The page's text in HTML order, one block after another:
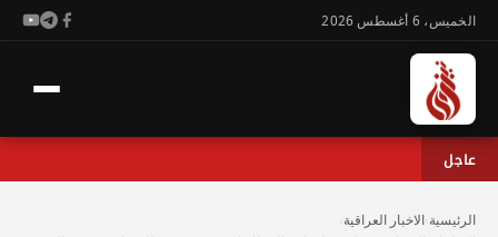
الخميس، 6 أغسطس 2026
عاجل
الرئيسية الاخبار العراقية